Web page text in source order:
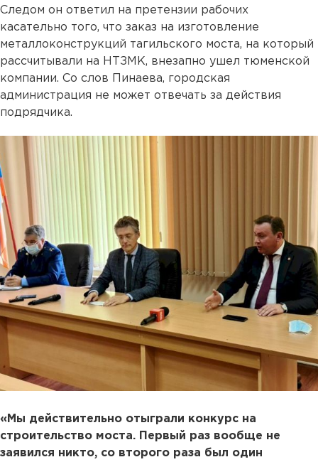
Следом он ответил на претензии рабочих
касательно того, что заказ на изготовление
металлоконструкций тагильского моста, на который
рассчитывали на НТЗМК, внезапно ушел тюменской
компании. Со слов Пинаева, городская
администрация не может отвечать за действия
подрядчика.
«Мы действительно отыграли конкурс на
строительство моста. Первый раз вообще не
заявился никто, со второго раза был один